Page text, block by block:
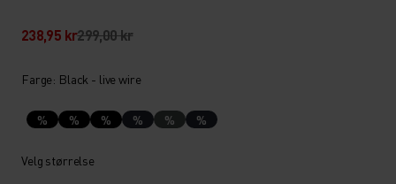
238,95 kr299,00 kr
Farge: Black - live wire
% % % % % %
Velg størrelse